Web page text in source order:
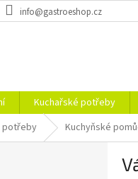
info@gastroeshop.cz
Kuchařské potřeby
potřeby Kuchyňské